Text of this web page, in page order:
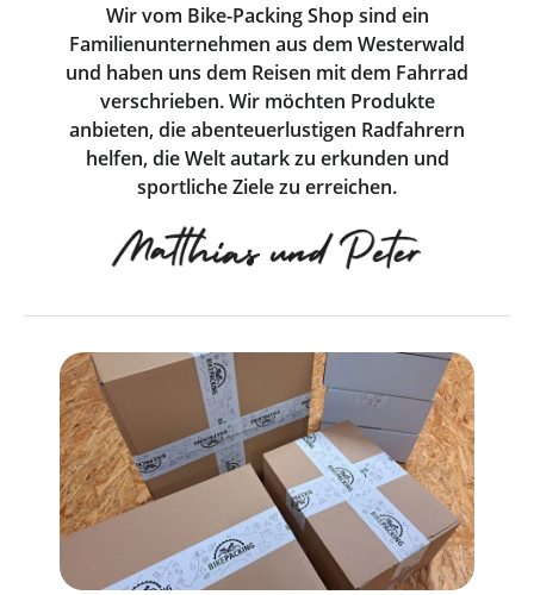
Wir vom Bike-Packing Shop sind ein
Familienunternehmen aus dem Westerwald
und haben uns dem Reisen mit dem Fahrrad
verschrieben. Wir möchten Produkte
anbieten, die abenteuerlustigen Radfahrern
helfen, die Welt autark zu erkunden und
sportliche Ziele zu erreichen.